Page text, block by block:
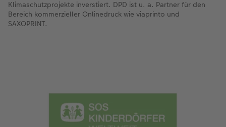
Klimaschutzprojekte inverstiert. DPD ist u. a. Partner für den
Bereich kommerzieller Onlinedruck wie viaprinto und
SAXOPRINT.